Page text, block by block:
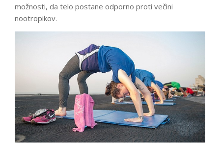
možnosti, da telo postane odporno proti večini
nootropikov.